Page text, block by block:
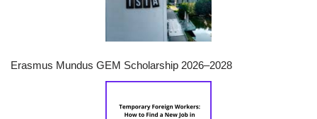
Erasmus Mundus GEM Scholarship 2026–2028